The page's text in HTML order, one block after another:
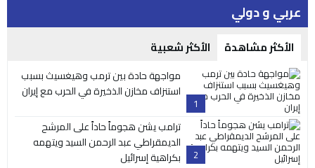
عربي و دولي
الأكثر مشاهدة الأكثر شعبية
1
مواجهة حادة بين ترمب وهيغسيث بسبب
استنزاف مخازن الذخيرة في الحرب مع إيران
2
ترامب يشن هجوماً حاداً على المرشح
الديمقراطي عبد الرحمن السيد ويتهمه
بكراهية إسرائيل